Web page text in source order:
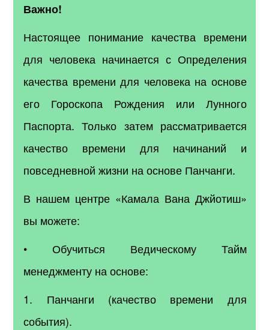
Важно!
Настоящее понимание качества времени
для человека начинается с Определения
качества времени для человека на основе
его Гороскопа Рождения или Лунного
Паспорта. Только затем рассматривается
качество времени для начинаний и
повседневной жизни на основе Панчанги.
В нашем центре «Камала Вана Джйотиш»
вы можете:
• Обучиться Ведическому Тайм
менеджменту на основе:
1. Панчанги (качество времени для
события).